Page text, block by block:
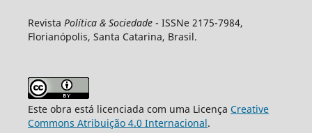
Revista Política & Sociedade- ISSNe 2175-7984,
Florianópolis, Santa Catarina, Brasil.
Este obra está licenciada com uma Licença Creative
Commons Atribuição 4.0 Internacional.